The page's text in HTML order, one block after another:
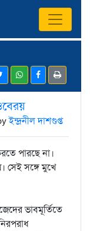
ইন্দ্রনীল দাশগুপ্ত
পারছে না।
সেই সঙ্গে মুখে
ভাবমূর্তিতে